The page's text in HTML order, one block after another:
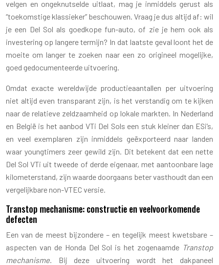
velgen en ongeknutselde uitlaat, mag je inmiddels gerust als
“toekomstige klassieker” beschouwen. Vraag je dus altijd af: wil
je een Del Sol als goedkope fun-auto, of zie je hem ook als
investering op langere termijn? In dat laatste geval loont het de
moeite om langer te zoeken naar een zo origineel mogelijke,
goed gedocumenteerde uitvoering.
Omdat exacte wereldwijde productieaantallen per uitvoering
niet altijd even transparant zijn, is het verstandig om te kijken
naar de relatieve zeldzaamheid op lokale markten. In Nederland
en België is het aanbod VTi Del Sols een stuk kleiner dan ESi’s,
en veel exemplaren zijn inmiddels geëxporteerd naar landen
waar youngtimers zeer gewild zijn. Dit betekent dat een nette
Del Sol VTi uit tweede of derde eigenaar, met aantoonbare lage
kilometerstand, zijn waarde doorgaans beter vasthoudt dan een
vergelijkbare non-VTEC versie.
Transtop mechanisme: constructie en veelvoorkomende
defecten
Een van de meest bijzondere – en tegelijk meest kwetsbare –
aspecten van de Honda Del Sol is het zogenaamde Transtop
mechanisme. Bij deze uitvoering wordt het dakpaneel